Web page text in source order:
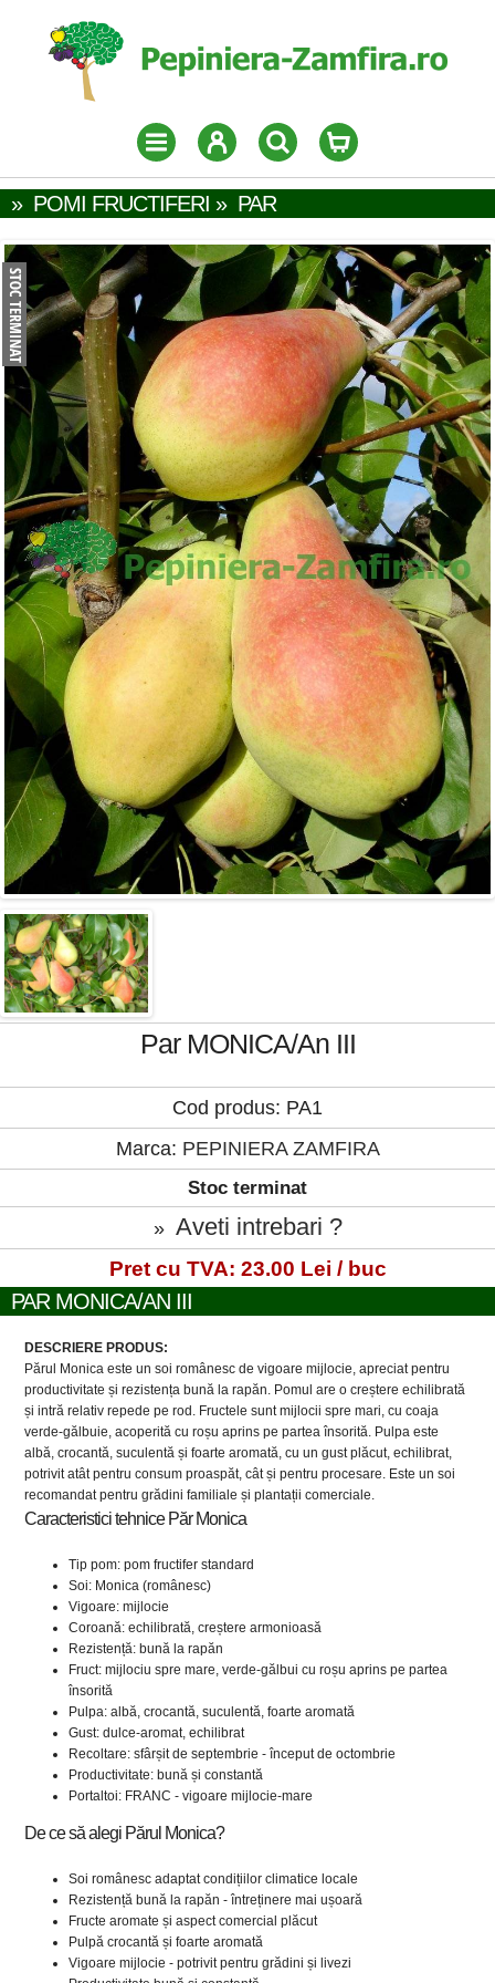
» POMI FRUCTIFERI » PAR
Par MONICA/An III
Cod produs: PA1
Marca: PEPINIERA ZAMFIRA
Stoc terminat
» Aveti intrebari ?
Pret cu TVA: 23.00 Lei / buc
PAR MONICA/AN III
DESCRIERE PRODUS:
Părul Monica este un soi românesc de vigoare mijlocie, apreciat pentru
productivitate și rezistența bună la rapăn. Pomul are o creștere echilibrată
și intră relativ repede pe rod. Fructele sunt mijlocii spre mari, cu coaja
verde-gălbuie, acoperită cu roșu aprins pe partea însorită. Pulpa este
albă, crocantă, suculentă și foarte aromată, cu un gust plăcut, echilibrat,
potrivit atât pentru consum proaspăt, cât și pentru procesare. Este un soi
recomandat pentru grădini familiale și plantații comerciale.
Caracteristici tehnice Păr Monica
Tip pom: pom fructifer standard
Soi: Monica (românesc)
Vigoare: mijlocie
Coroană: echilibrată, creștere armonioasă
Rezistență: bună la rapăn
Fruct: mijlociu spre mare, verde-gălbui cu roșu aprins pe partea
însorită
Pulpa: albă, crocantă, suculentă, foarte aromată
Gust: dulce-aromat, echilibrat
Recoltare: sfârșit de septembrie - început de octombrie
Productivitate: bună și constantă
Portaltoi: FRANC - vigoare mijlocie-mare
De ce să alegi Părul Monica?
Soi românesc adaptat condițiilor climatice locale
Rezistență bună la rapăn - întreținere mai ușoară
Fructe aromate și aspect comercial plăcut
Pulpă crocantă și foarte aromată
Vigoare mijlocie - potrivit pentru grădini și livezi